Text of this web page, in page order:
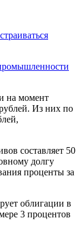
на момент
Из них по
составляет 50
долгу
проценты за
облигации в
3 процентов